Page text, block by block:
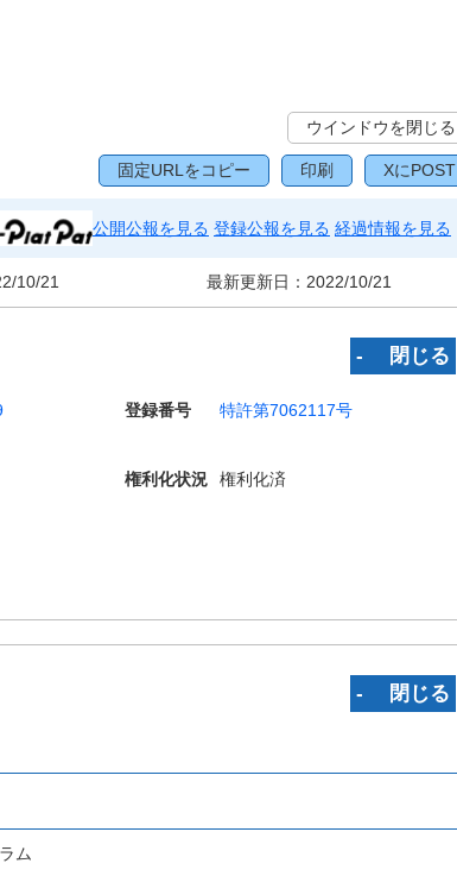
ウインドウを閉じる
固定URLをコピー 印刷 XにPOST
公開公報を見る 登録公報を見る 経過情報を見る
10/21 最新更新日： 2022/10/21
‐ 閉じる
登録番号
特許第7062117号
権利化状況
権利化済
‐ 閉じる
ム